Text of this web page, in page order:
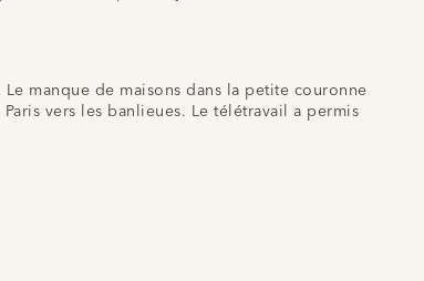
manque de maisons dans la petite couronne
vers les banlieues. Le télétravail a permis